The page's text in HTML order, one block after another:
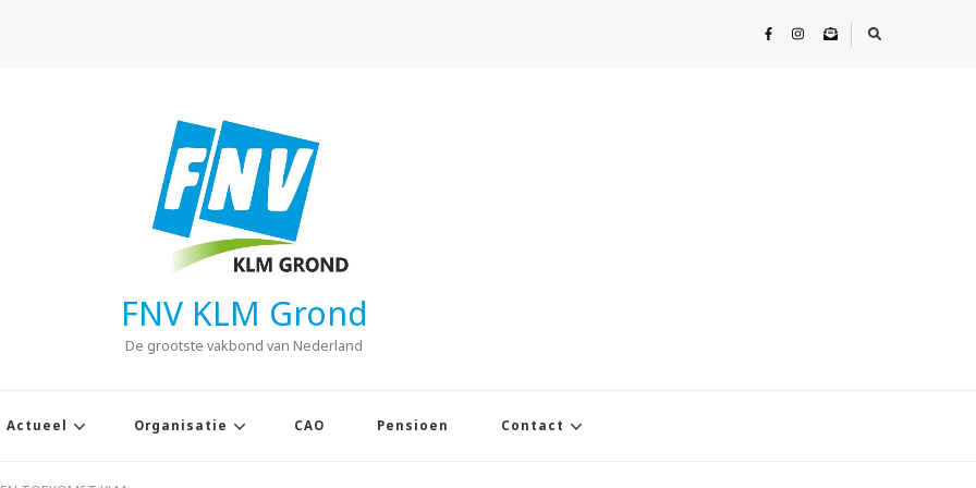
FNV KLM Grond
De grootste vakbond van Nederland
Actueel Organisatie CAO Pensioen Contact